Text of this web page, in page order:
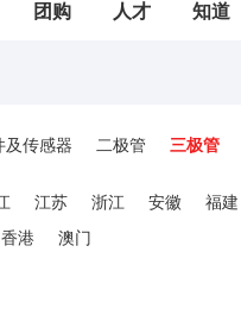
团购 人才 知道
及传感器 二极管 三极管
江苏 浙江 安徽 福建
香港 澳门